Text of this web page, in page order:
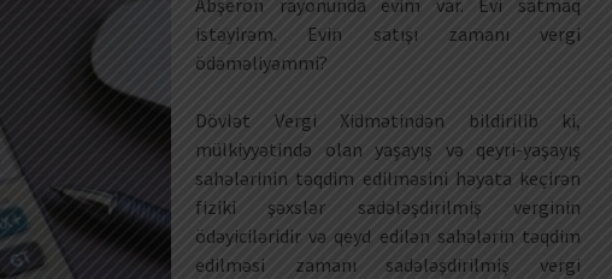
Abşeron rayonunda evim var. Evi satmaq
istəyirəm. Evin satışı zamanı vergi
ödəməliyəmmi?
Dövlət Vergi Xidmətindən bildirilib ki,
mülkiyyətində olan yaşayış və qeyri-yaşayış
sahələrinin təqdim edilməsini həyata keçirən
fiziki şəxslər sadələşdirilmiş verginin
ödəyiciləridir və qeyd edilən sahələrin təqdim
edilməsi zamanı sadələşdirilmiş vergi